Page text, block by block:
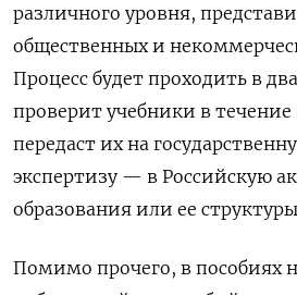
различного уровня,
общественных и
Процесс будет проходить в
проверит учебники в течение
передаст их на
экспертизу — в Российскую
образования или ее
Помимо прочего, в пособиях